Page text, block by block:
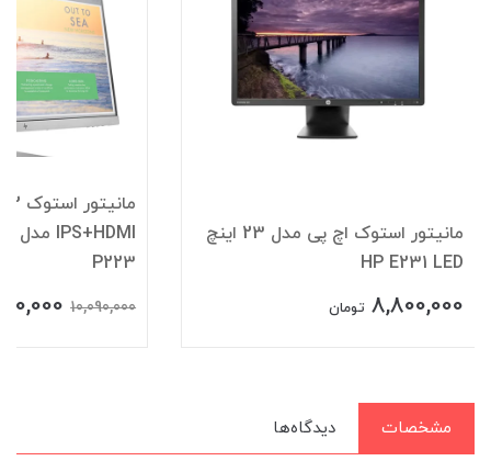
مانیتور استوک اچ پی مدل 23 اینچ
HP E231 LED
8,800,000 تومان
P223
10,090,000
مشخصات دیدگاه‌ها